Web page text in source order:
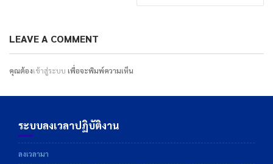
LEAVE A COMMENT
คุณต้องเข้าสู่ระบบ เพื่อจะพิมพ์ความเห็น
ระบบลงเวลาปฏิบัติงาน
ลงเวลามา